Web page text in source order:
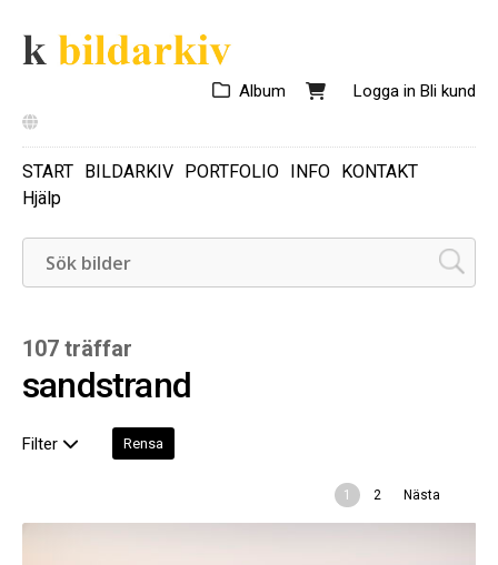
Logga in Bli kund
Album
START BILDARKIV PORTFOLIO INFO
KONTAKT
Hjälp
107 träffar
sandstrand
Filter Rensa
1 2 Nästa